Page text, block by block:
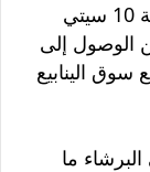
تشمل مراكز التسوق بالقرب من الضاحية 10 سيتي
الوصول إلى
يقع سوق الينابيع
ما